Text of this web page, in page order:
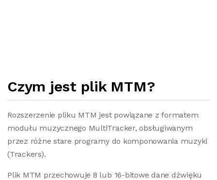
Czym jest plik MTM?
Rozszerzenie pliku MTM jest powiązane z formatem
modułu muzycznego MultiTracker, obsługiwanym
przez różne stare programy do komponowania muzyki
(Trackers).
Plik MTM przechowuje 8 lub 16-bitowe dane dźwięku